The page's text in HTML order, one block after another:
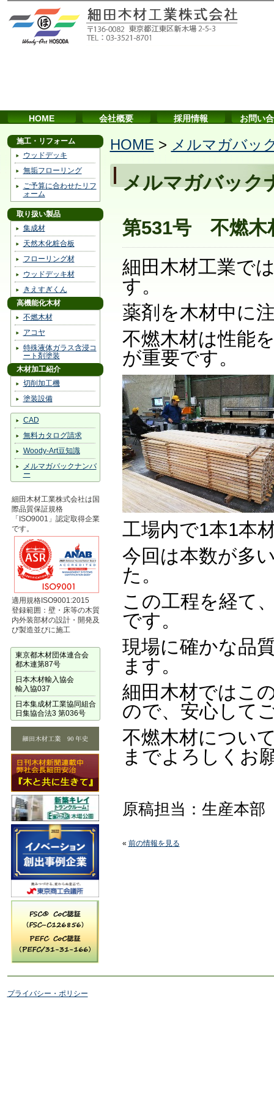
HOME 会社概要 採用情報 お問い
施工・リフォーム
ウッドデッキ
無垢フローリング
ご予算に合わせたリフ
ォーム
取り扱い製品
集成材
天然木化粧合板
フローリング材
ウッドデッキ材
きえすぎくん
高機能化木材
不燃木材
アコヤ
特殊液体ガラス含浸コ
ート剤塗装
木材加工紹介
切削加工機
塗装設備
CAD
無料カタログ請求
Woody-Art豆知識
メルマガバックナンバ
ー
細田木材工業株式会社は国
際品質保証規格
「ISO9001」認定取得企業
です。
適用規格ISO9001:2015
登録範囲：壁・床等の木質
内外装部材の設計・開発及
び製造並びに施工
東京都木材団体連合会
都木連第87号
日本木材輸入協会
輸入協037
日本集成材工業協同組合
日集協合法3 第036号
HOME > メルマガバッ
メルマガバック
第531号 不燃木
細田木材工業で
す。
薬剤を木材中に
不燃木材は性能
が重要です。
工場内で1本1本
今回は本数が多
た。
この工程を経て
です。
現場に確かな品
ます。
細田木材ではこ
ので、安心して
不燃木材につい
までよろしくお
原稿担当：生産本
« 前の情報を見る
プライバシー・ポリシー